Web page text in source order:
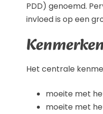
PDD) genoemd.
invloed is op een
Het centrale
moeite met
moeite met